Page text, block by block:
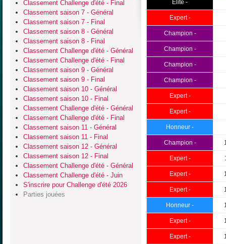
Classement Challenge d'été - Final
Classement saison 7 - Général
Classement saison 7 - Final
Classement saison 8 - Général
Classement saison 8 - Final
Classement Challenge d'été - Général
Classement Challenge d'été - Final
Classement saison 9 - Général
Classement saison 9 - Final
Classement saison 10 - Général
Classement saison 10 - Final
Classement Challenge d'été - Général
Classement Challenge d'été - Final
Classement saison 11 - Général
Classement saison 11 - Final
Classement saison 12 - Général
Classement saison 12 - Final
Classement Challenge d'été - Général
Classement Challenge d'été - Juin
S'inscrire pour Challenge d'été 2026
Parties jouées
Élite -
Expert -
Champion -
Champion -
Champion -
Champion -
Expert -
Expert -
Honneur -
Champion -
Expert -
Expert -
Expert -
Honneur -
Expert -
Expert -